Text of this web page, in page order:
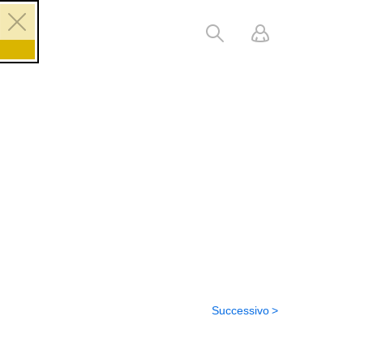
Successivo